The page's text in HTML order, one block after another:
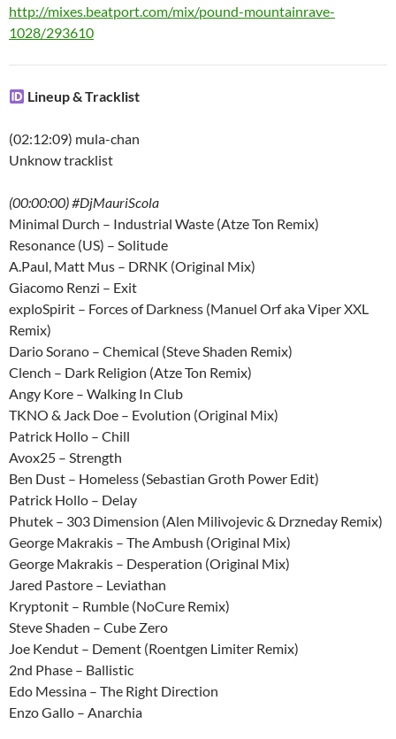
http://mixes.beatport.com/mix/pound-mountainrave-
1028/293610
Lineup & Tracklist
(02:12:09) mula-chan
Unknow tracklist
(00:00:00) #DjMauriScola
Minimal Durch – Industrial Waste (Atze Ton Remix)
Resonance (US) – Solitude
A.Paul, Matt Mus – DRNK (Original Mix)
Giacomo Renzi – Exit
exploSpirit – Forces of Darkness (Manuel Orf aka Viper XXL
Remix)
Dario Sorano – Chemical (Steve Shaden Remix)
Clench – Dark Religion (Atze Ton Remix)
Angy Kore – Walking In Club
TKNO & Jack Doe – Evolution (Original Mix)
Patrick Hollo – Chill
Avox25 – Strength
Ben Dust – Homeless (Sebastian Groth Power Edit)
Patrick Hollo – Delay
Phutek – 303 Dimension (Alen Milivojevic & Drzneday Remix)
George Makrakis – The Ambush (Original Mix)
George Makrakis – Desperation (Original Mix)
Jared Pastore – Leviathan
Kryptonit – Rumble (NoCure Remix)
Steve Shaden – Cube Zero
Joe Kendut – Dement (Roentgen Limiter Remix)
2nd Phase – Ballistic
Edo Messina – The Right Direction
Enzo Gallo – Anarchia